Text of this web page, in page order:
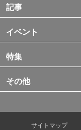
記事
イベント
特集
その他
サイトマップ